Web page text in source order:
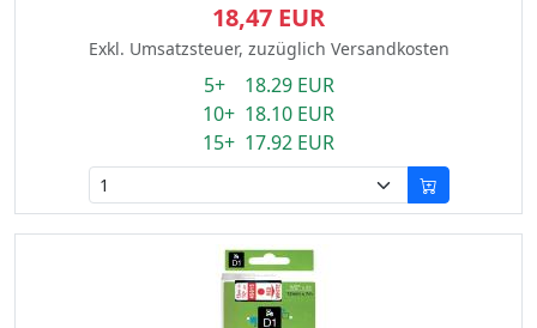
18,47 EUR
Exkl. Umsatzsteuer, zuzüglich Versandkosten
5+ 18.29 EUR
10+ 18.10 EUR
15+ 17.92 EUR